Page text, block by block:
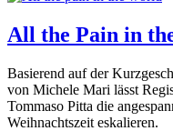
All the Pain in
Basierend auf der
von Michele Mari lässt
Tommaso Pitta die
Weihnachtszeit eskalieren.